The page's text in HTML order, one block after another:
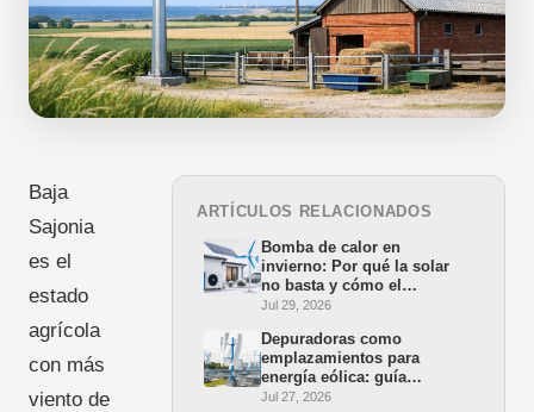
Baja
Sajonia
es el
estado
agrícola
con más
viento de
ARTÍCULOS RELACIONADOS
Bomba de calor en
invierno: Por qué la solar
no basta y cómo el
minieólico cierra la brecha
Jul 29, 2026
Depuradoras como
emplazamientos para
energía eólica: guía
práctica para alcaldes y
Jul 27, 2026